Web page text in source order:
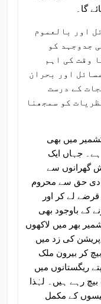
گا۔
اور بالعموم
جدوجہد کو
وقت کی اہم
اور بحران
کے درست
کو سمجھنا
میں بھی
جہاں ایک
گھرانوں سے
حق سے محروم
لے کر اور
کے باوجود بھی
بھر میں لاکھوں
کی زد میں
کر بیرون ملک
ریگستانوں میں
رہے ہیں۔ لہٰذا
کے مکمل